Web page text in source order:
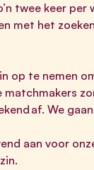
twee keer
met het
op te nemen
af. We
aan voor